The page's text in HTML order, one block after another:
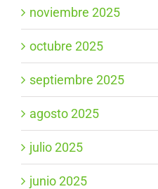
noviembre 2025
octubre 2025
septiembre 2025
agosto 2025
julio 2025
junio 2025